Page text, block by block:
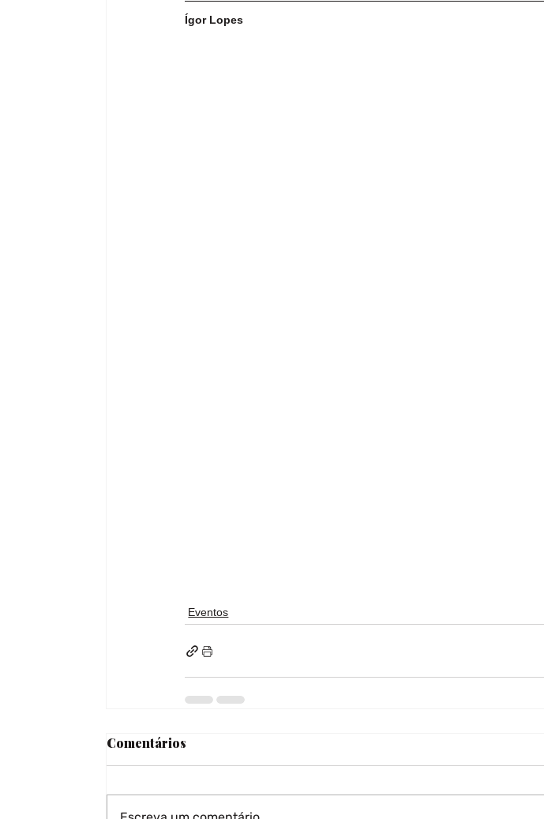
Ígor Lopes
Eventos
Comentários